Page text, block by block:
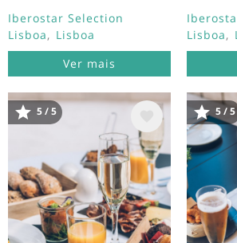
Iberostar Selection
Lisboa
Lisboa
Ver mais
Lisboa
Imagem
5 / 5 5 / 5